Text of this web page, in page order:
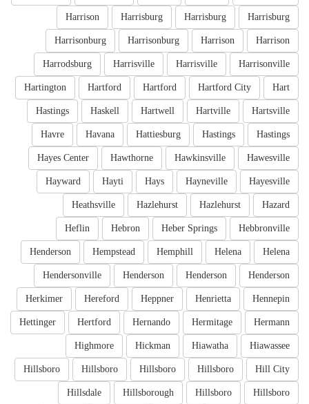
Harrisburg
Harrisburg
Harrisburg
Harrison
Harrison
Harrison
Harrisonburg
Harrisonburg
Harrisonville
Harrisville
Harrisville
Harrodsburg
Hart
Hartford City
Hartford
Hartford
Hartington
Hartsville
Hartville
Hartwell
Haskell
Hastings
Hastings
Hastings
Hattiesburg
Havana
Havre
Hawesville
Hawkinsville
Hawthorne
Hayes Center
Hayesville
Hayneville
Hays
Hayti
Hayward
Hazard
Hazlehurst
Hazlehurst
Heathsville
Hebbronville
Heber Springs
Hebron
Heflin
Helena
Helena
Hemphill
Hempstead
Henderson
Henderson
Henderson
Henderson
Hendersonville
Hennepin
Henrietta
Heppner
Hereford
Herkimer
Hermann
Hermitage
Hernando
Hertford
Hettinger
Hiawassee
Hiawatha
Hickman
Highmore
Hill City
Hillsboro
Hillsboro
Hillsboro
Hillsboro
Hillsboro
Hillsboro
Hillsborough
Hillsdale